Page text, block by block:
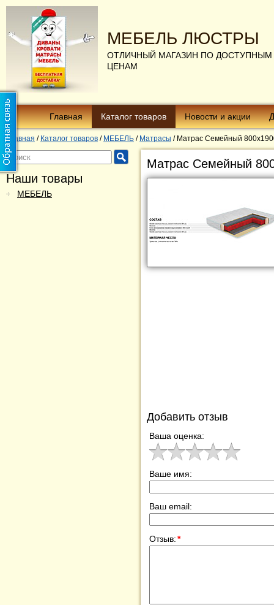
МЕБЕЛЬ ЛЮСТРЫ
ОТЛИЧНЫЙ МАГАЗИН ПО ДОСТУПНЫМ
ЦЕНАМ
Главная Каталог товаров Новости и акции
Главная / Каталог товаров / МЕБЕЛЬ / Матрасы / Матрас Семейный
Наши товары
МЕБЕЛЬ
Матрас Семейный
Добавить отзыв
Ваша оценка:
Ваше имя:
Ваш email:
Отзыв:*